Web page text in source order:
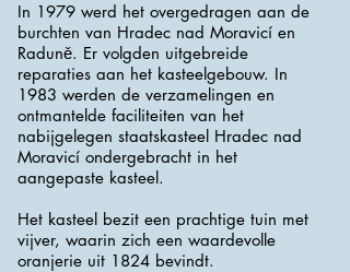
In 1979 werd het overgedragen aan de
burchten van Hradec nad Moravicí en
Raduně. Er volgden uitgebreide
reparaties aan het kasteelgebouw. In
1983 werden de verzamelingen en
ontmantelde faciliteiten van het
nabijgelegen staatskasteel Hradec nad
Moravicí ondergebracht in het
aangepaste kasteel.
Het kasteel bezit een prachtige tuin met
vijver, waarin zich een waardevolle
oranjerie uit 1824 bevindt.